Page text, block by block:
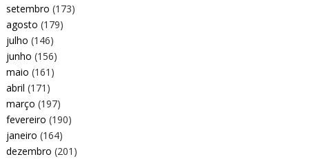
setembro (173)
agosto (179)
julho (146)
junho (156)
maio (161)
abril (171)
março (197)
fevereiro (190)
janeiro (164)
dezembro (201)